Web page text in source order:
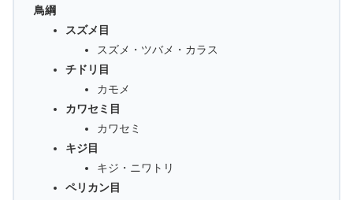
鳥綱
スズメ目
スズメ・ツバメ・カラス
チドリ目
カモメ
カワセミ目
カワセミ
キジ目
キジ・ニワトリ
ペリカン目